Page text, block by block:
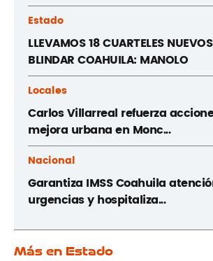
Estado
LLEVAMOS 18 CUARTELES
BLINDAR COAHUILA: MANOLO
Locales
Carlos Villarreal refuerza
mejora urbana en Monc...
Nacional
Garantiza IMSS Coahuila
urgencias y hospitaliza...
Más en Estado